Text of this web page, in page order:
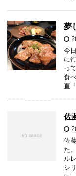
夢
今
に
っ
食
直
佐
佐
た
ル
シ